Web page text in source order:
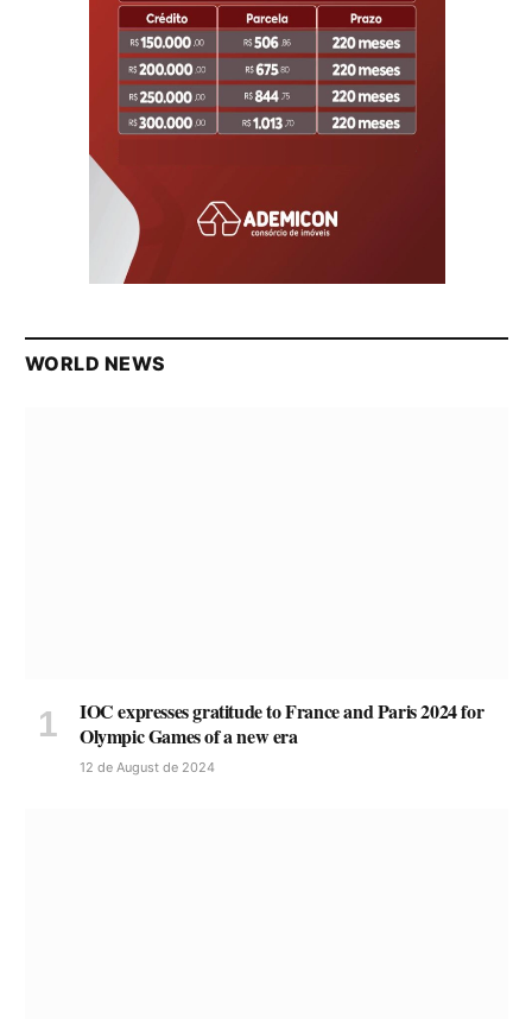
WORLD NEWS
IOC expresses gratitude to France and Paris 2024 for
Olympic Games of a new era
12 de August de 2024